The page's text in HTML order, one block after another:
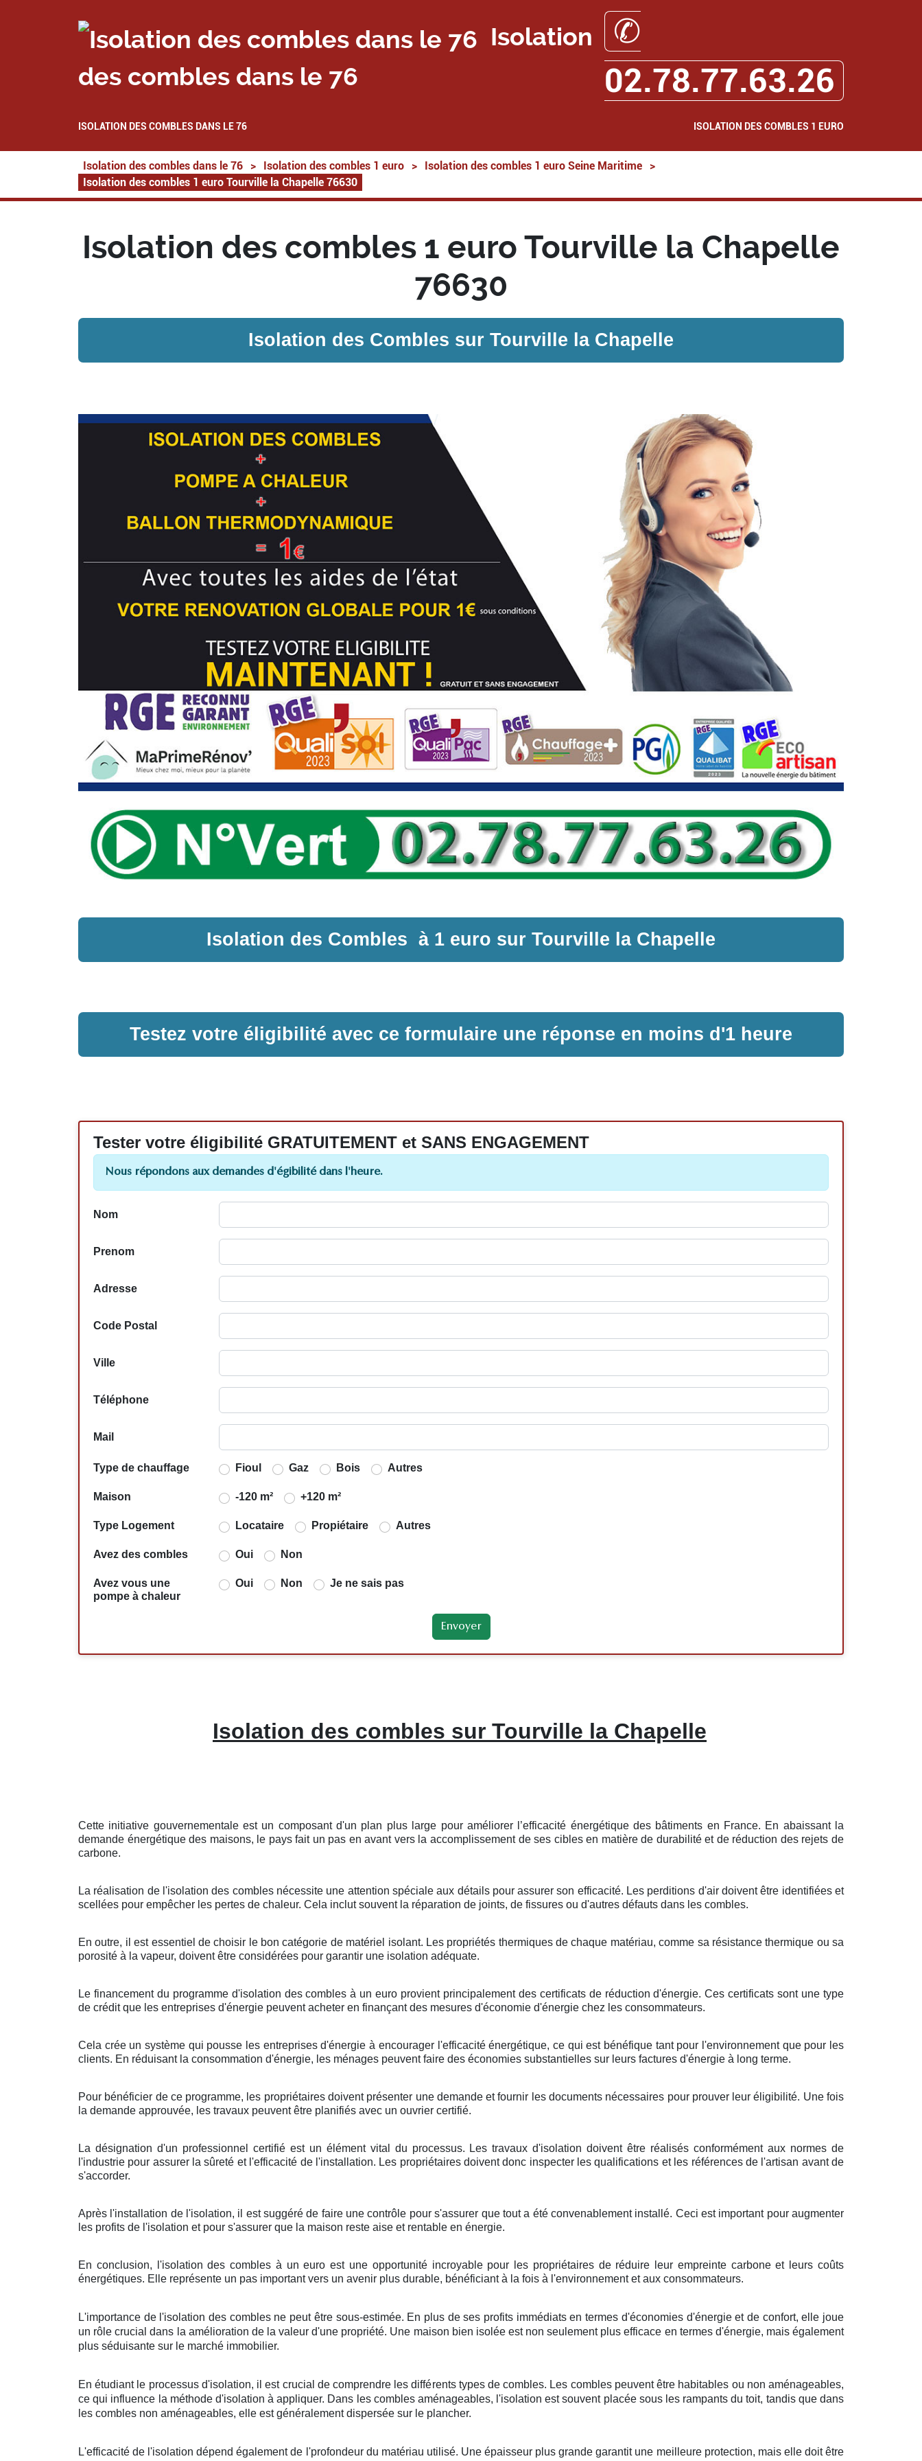
Isolation
des combles dans le 76
✆
02.78.77.63.26
ISOLATION DES COMBLES DANS LE 76 ISOLATION DES COMBLES 1 EURO
Isolation des combles dans le 76 > Isolation des combles 1 euro > Isolation des combles 1 euro Seine Maritime
>
Isolation des combles 1 euro Tourville la Chapelle 76630
Isolation des combles 1 euro Tourville la Chapelle
76630
Isolation des Combles sur Tourville la Chapelle
Isolation des Combles à 1 euro sur Tourville la Chapelle
Testez votre éligibilité avec ce formulaire une réponse en moins d'1 heure
Tester votre éligibilité GRATUITEMENT et SANS ENGAGEMENT
Nous répondons aux demandes d'égibilité dans l'heure.
Nom
Prenom
Adresse
Code Postal
Ville
Téléphone
Mail
Type de chauffage Fioul Gaz Bois Autres
Maison -120 m² +120 m²
Type Logement Locataire Propiétaire Autres
Avez des combles Oui Non
Avez vous une
pompe à chaleur
Oui Non Je ne sais pas
Isolation des combles sur Tourville la Chapelle
Cette initiative gouvernementale est un composant d'un plan plus large pour améliorer l’efficacité énergétique des bâtiments en France. En abaissant la
demande énergétique des maisons, le pays fait un pas en avant vers la accomplissement de ses cibles en matière de durabilité et de réduction des rejets de
carbone.
La réalisation de l'isolation des combles nécessite une attention spéciale aux détails pour assurer son efficacité. Les perditions d'air doivent être identifiées et
scellées pour empêcher les pertes de chaleur. Cela inclut souvent la réparation de joints, de fissures ou d'autres défauts dans les combles.
En outre, il est essentiel de choisir le bon catégorie de matériel isolant. Les propriétés thermiques de chaque matériau, comme sa résistance thermique ou sa
porosité à la vapeur, doivent être considérées pour garantir une isolation adéquate.
Le financement du programme d'isolation des combles à un euro provient principalement des certificats de réduction d'énergie. Ces certificats sont une type
de crédit que les entreprises d'énergie peuvent acheter en finançant des mesures d'économie d'énergie chez les consommateurs.
Cela crée un système qui pousse les entreprises d'énergie à encourager l'efficacité énergétique, ce qui est bénéfique tant pour l'environnement que pour les
clients. En réduisant la consommation d'énergie, les ménages peuvent faire des économies substantielles sur leurs factures d'énergie à long terme.
Pour bénéficier de ce programme, les propriétaires doivent présenter une demande et fournir les documents nécessaires pour prouver leur éligibilité. Une fois
la demande approuvée, les travaux peuvent être planifiés avec un ouvrier certifié.
La désignation d'un professionnel certifié est un élément vital du processus. Les travaux d'isolation doivent être réalisés conformément aux normes de
l'industrie pour assurer la sûreté et l'efficacité de l'installation. Les propriétaires doivent donc inspecter les qualifications et les références de l'artisan avant de
s'accorder.
Après l'installation de l'isolation, il est suggéré de faire une contrôle pour s'assurer que tout a été convenablement installé. Ceci est important pour augmenter
les profits de l'isolation et pour s'assurer que la maison reste aise et rentable en énergie.
En conclusion, l'isolation des combles à un euro est une opportunité incroyable pour les propriétaires de réduire leur empreinte carbone et leurs coûts
énergétiques. Elle représente un pas important vers un avenir plus durable, bénéficiant à la fois à l'environnement et aux consommateurs.
L'importance de l'isolation des combles ne peut être sous-estimée. En plus de ses profits immédiats en termes d'économies d'énergie et de confort, elle joue
un rôle crucial dans la amélioration de la valeur d'une propriété. Une maison bien isolée est non seulement plus efficace en termes d'énergie, mais également
plus séduisante sur le marché immobilier.
En étudiant le processus d'isolation, il est crucial de comprendre les différents types de combles. Les combles peuvent être habitables ou non aménageables,
ce qui influence la méthode d'isolation à appliquer. Dans les combles aménageables, l'isolation est souvent placée sous les rampants du toit, tandis que dans
les combles non aménageables, elle est généralement dispersée sur le plancher.
L'efficacité de l'isolation dépend également de l'profondeur du matériau utilisé. Une épaisseur plus grande garantit une meilleure protection, mais elle doit être